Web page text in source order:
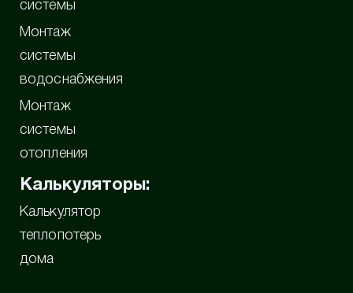
системы
Монтаж
системы
водоснабжения
Монтаж
системы
отопления
Калькуляторы:
Калькулятор
теплопотерь
дома